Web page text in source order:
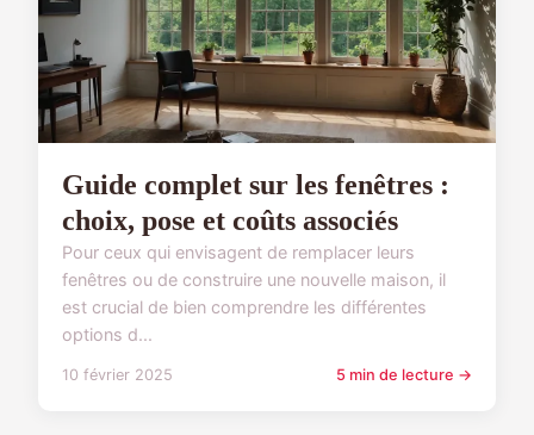
Guide complet sur les fenêtres :
choix, pose et coûts associés
Pour ceux qui envisagent de remplacer leurs
fenêtres ou de construire une nouvelle maison, il
est crucial de bien comprendre les différentes
options d...
10 février 2025 5 min de lecture →